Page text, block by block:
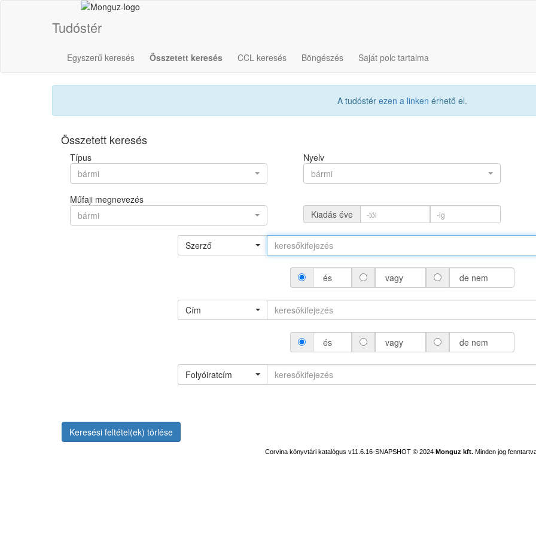
Tudóstér
Egyszerű keresés Összetett keresés CCL keresés Böngészés Saját polc tartalma
A tudóstér ezen a linken érhető el.
Összetett keresés
Típus
bármi
Nyelv
bármi
Műfaji megnevezés
bármi
Kiadás éve
Szerző
és vagy de nem
Cím
és vagy de nem
Folyóiratcím
Keresési feltétel(ek) törlése
Corvina könyvtári katalógus v11.6.16-SNAPSHOT © 2024 Monguz kft. Minden jog